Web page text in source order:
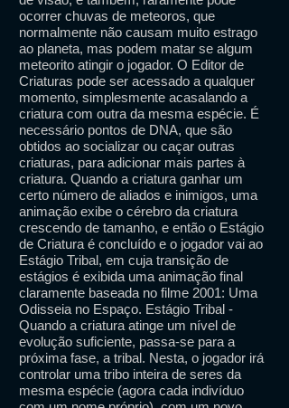
ocorrer chuvas de meteoros, que
normalmente não causam muito estrago
ao planeta, mas podem matar se algum
meteorito atingir o jogador. O Editor de
Criaturas pode ser acessado a qualquer
momento, simplesmente acasalando a
criatura com outra da mesma espécie. É
necessário pontos de DNA, que são
obtidos ao socializar ou caçar outras
criaturas, para adicionar mais partes à
criatura. Quando a criatura ganhar um
certo número de aliados e inimigos, uma
animação exibe o cérebro da criatura
crescendo de tamanho, e então o Estágio
de Criatura é concluído e o jogador vai ao
Estágio Tribal, em cuja transição de
estágios é exibida uma animação final
claramente baseada no filme 2001: Uma
Odisseia no Espaço. Estágio Tribal -
Quando a criatura atinge um nível de
evolução suficiente, passa-se para a
próxima fase, a tribal. Nesta, o jogador irá
controlar uma tribo inteira de seres da
mesma espécie (agora cada indivíduo